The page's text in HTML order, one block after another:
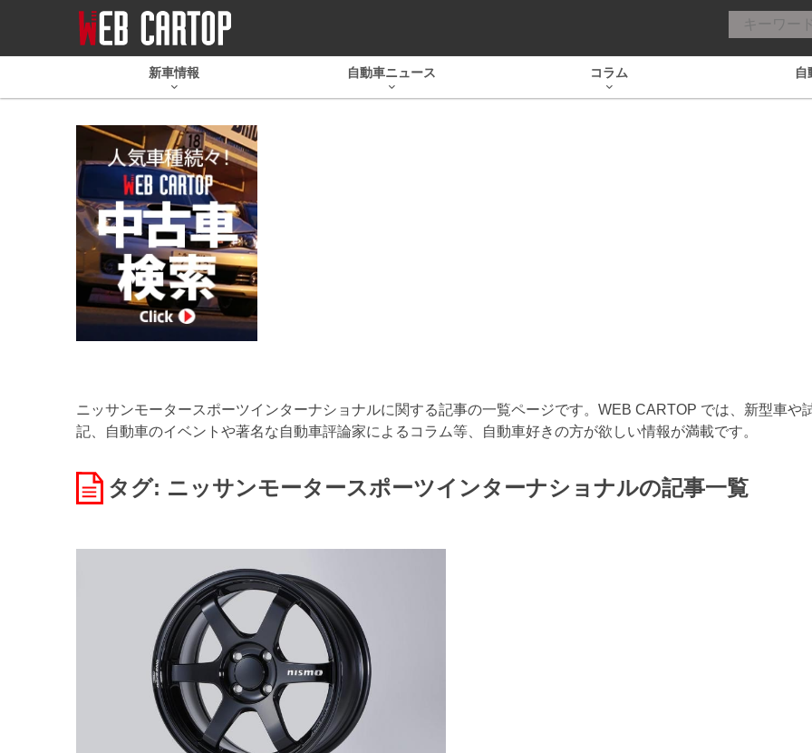
新車情報 自動車ニュース コラム 自
ニッサンモータースポーツインターナショナルに関する記事の一覧ページです。WEB CARTOP では、新型車や
記、自動車のイベントや著名な自動車評論家によるコラム等、自動車好きの方が欲しい情報が満載です。
タグ: ニッサンモータースポーツインターナショナルの記事一覧